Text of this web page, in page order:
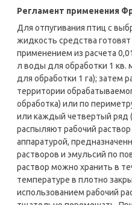
Регламент применения
Для отпугивания птиц с
жидкость средства
применением из расчета
л воды для обработки 1 кв.
для обработки 1 га); затем
территории
обработка) или по
или каждый четвертый ряд
распыляют рабочий
аппаратурой,
растворов и эмульсий по
раствор можно хранить в
температуре в плотно
использованием рабочий